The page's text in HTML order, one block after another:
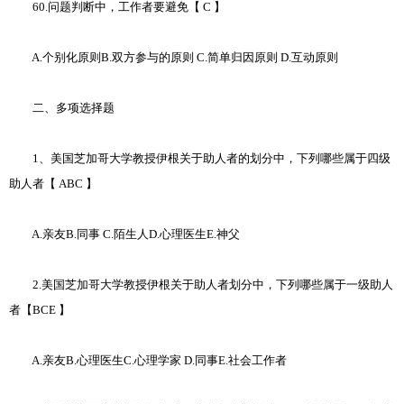
60.问题判断中，工作者要避免【 C 】
A.个别化原则B.双方参与的原则 C.简单归因原则 D.互动原则
二、多项选择题
1、美国芝加哥大学教授伊根关于助人者的划分中，下列哪些属于四级
助人者【 ABC 】
A.亲友B.同事 C.陌生人D.心理医生E.神父
2.美国芝加哥大学教授伊根关于助人者划分中，下列哪些属于一级助人
者【BCE 】
A.亲友B.心理医生C.心理学家 D.同事E.社会工作者